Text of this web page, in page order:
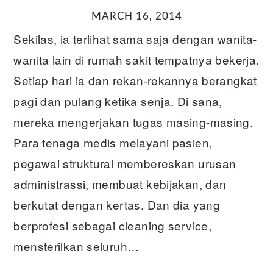
MARCH 16, 2014
Sekilas, ia terlihat sama saja dengan wanita-
wanita lain di rumah sakit tempatnya bekerja.
Setiap hari ia dan rekan-rekannya berangkat
pagi dan pulang ketika senja. Di sana,
mereka mengerjakan tugas masing-masing.
Para tenaga medis melayani pasien,
pegawai struktural membereskan urusan
administrassi, membuat kebijakan, dan
berkutat dengan kertas. Dan dia yang
berprofesi sebagai cleaning service,
mensterilkan seluruh…